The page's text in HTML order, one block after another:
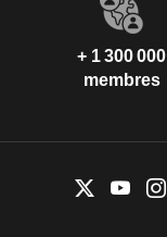
+ 1 300 000
membres